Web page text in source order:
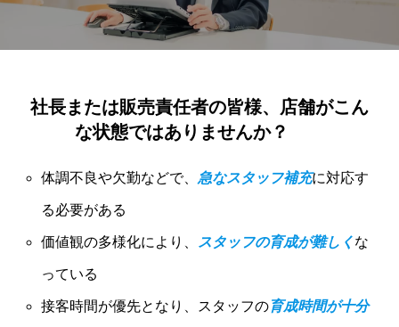
社長または販売責任者の皆様、店舗がこん
な状態ではありませんか？
体調不良や欠勤などで、 急なスタッフ補充に対応す
る必要がある
価値観の多様化により、 スタッフの育成が難しくな
っている
接客時間が優先となり、スタッフの育成時間が十分